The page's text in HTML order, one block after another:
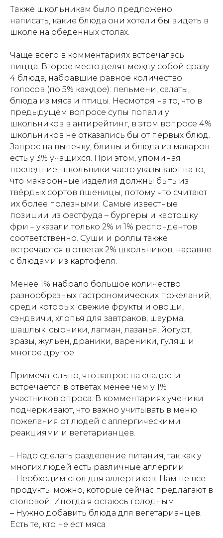
Также школьникам было предложено
написать, какие блюда они хотели бы видеть в
школе на обеденных столах.
Чаще всего в комментариях встречалась
пицца. Второе место делят между собой сразу
4 блюда, набравшие равное количество
голосов (по 5% каждое): пельмени, салаты,
блюда из мяса и птицы. Несмотря на то, что в
предыдущем вопросе супы попали у
школьников в антирейтинг, в этом вопросе 4%
школьников не отказались бы от первых блюд.
Запрос на выпечку, блины и блюда из макарон
есть у 3% учащихся. При этом, упоминая
последние, школьники часто указывают на то,
что макаронные изделия должны быть из
твёрдых сортов пшеницы, потому что считают
их более полезными. Самые известные
позиции из фастфуда – бургеры и картошку
фри – указали только 2% и 1% респондентов
соответственно. Суши и роллы также
встречаются в ответах 2% школьников, наравне
с блюдами из картофеля.
Менее 1% набрало большое количество
разнообразных гастрономических пожеланий,
среди которых: свежие фрукты и овощи,
сэндвичи, хлопья для завтраков, шаурма,
шашлык. сырники, лагман, лазанья, йогурт,
зразы, жульен, драники, вареники, гуляш и
многое другое.
Примечательно, что запрос на сладости
встречается в ответах менее чем у 1%
участников опроса. В комментариях ученики
подчеркивают, что важно учитывать в меню
пожелания от людей с аллергическими
реакциями и вегетарианцев.
– Надо сделать разделение питания, так как у
многих людей есть различные аллергии
– Необходим стол для аллергиков. Нам не все
продукты можно, которые сейчас предлагают в
столовой. Иногда я остаюсь голодным
– Нужно добавить блюда для вегетарианцев.
Есть те, кто не ест мяса